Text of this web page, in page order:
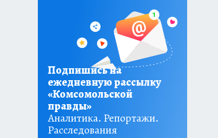
Подпишись на
ежедневную рассылку
«Комсомольской
правды»
Аналитика. Репортажи.
Расследования